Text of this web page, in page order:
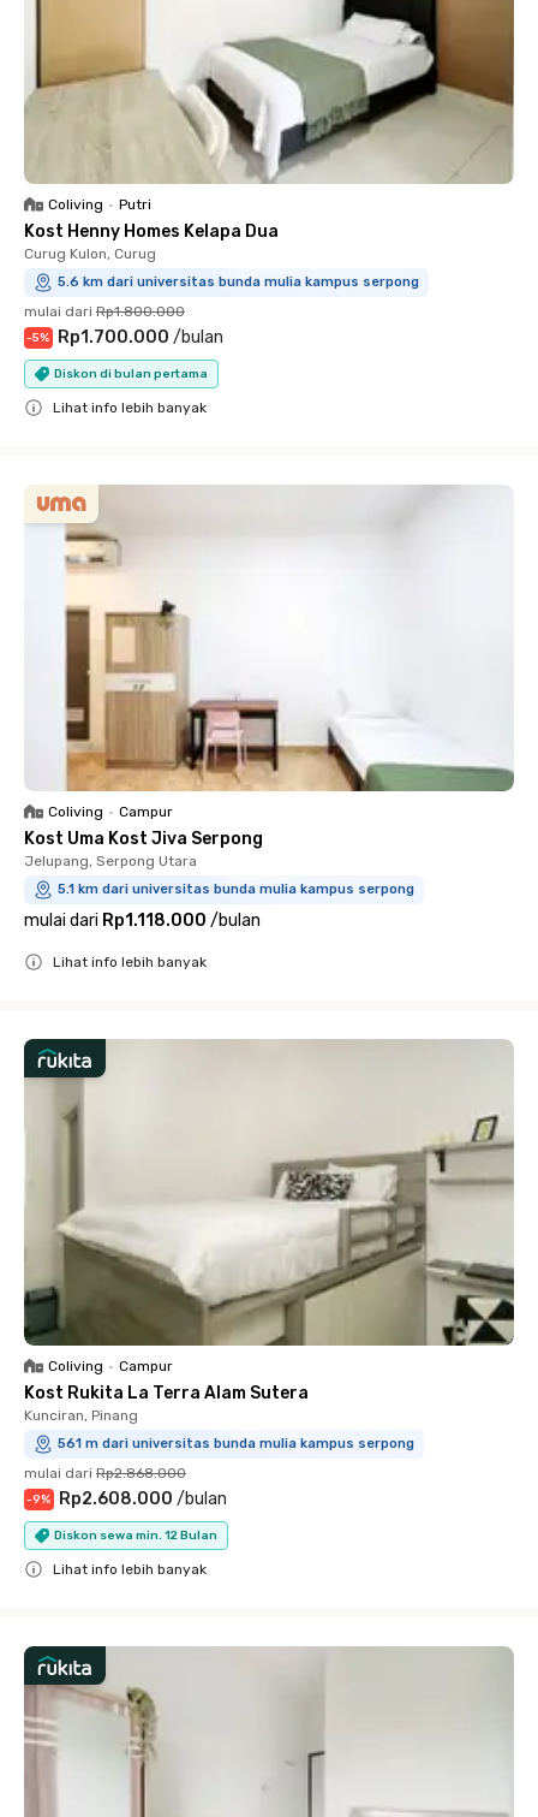
Coliving • Putri
Kost Henny Homes Kelapa Dua
Curug Kulon, Curug
5.6 km dari universitas bunda mulia kampus serpong
mulai dari Rp1.800.000
-5% Rp1.700.000 /bulan
Diskon di bulan pertama
Lihat info lebih banyak
Coliving • Campur
Kost Uma Kost Jiva Serpong
Jelupang, Serpong Utara
5.1 km dari universitas bunda mulia kampus serpong
mulai dari Rp1.118.000 /bulan
Lihat info lebih banyak
Coliving • Campur
Kost Rukita La Terra Alam Sutera
Kunciran, Pinang
561 m dari universitas bunda mulia kampus serpong
mulai dari Rp2.868.000
-9% Rp2.608.000 /bulan
Diskon sewa min. 12 Bulan
Lihat info lebih banyak